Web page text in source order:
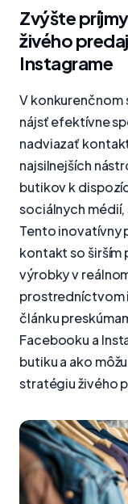
Zvýšte
živého
Instagrame
V
nájsť efektívne
nadviazať
najsilnejších
butikov k
sociálnych médií,
Tento inovatívny
kontakt so
výrobky v
prostredníctvom
článku
Facebooku a
butiku a ako
stratégiu živého